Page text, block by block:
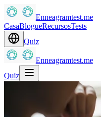
Enneagramtest.me
CasaBlogueRecursosTests
Quiz
Enneagramtest.me
Quiz